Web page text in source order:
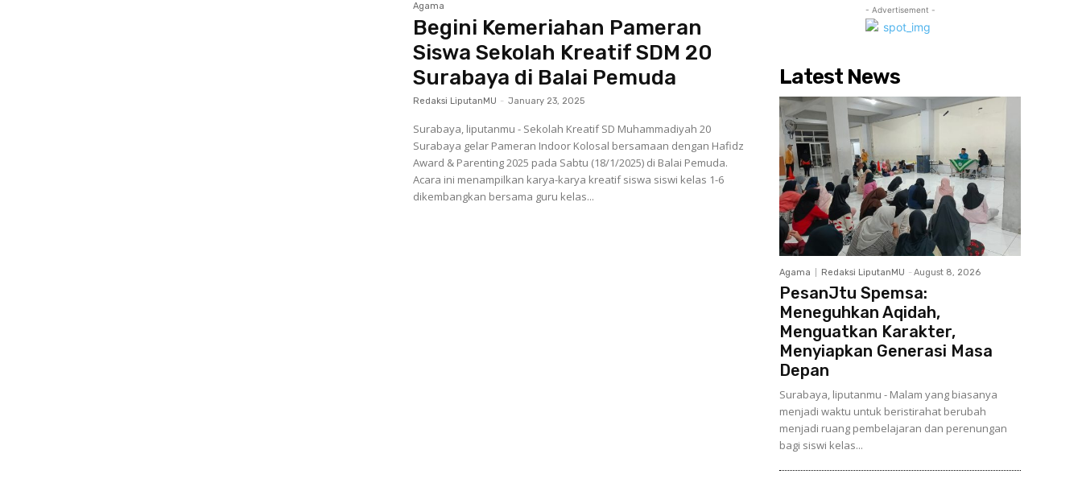
Agama
Begini Kemeriahan Pameran
Siswa Sekolah Kreatif SDM 20
Surabaya di Balai Pemuda
Redaksi LiputanMU - January 23, 2025
Surabaya, liputanmu - Sekolah Kreatif SD Muhammadiyah 20
Surabaya gelar Pameran Indoor Kolosal bersamaan dengan Hafidz
Award & Parenting 2025 pada Sabtu (18/1/2025) di Balai Pemuda.
Acara ini menampilkan karya-karya kreatif siswa siswi kelas 1-6
dikembangkan bersama guru kelas...
- Advertisement -
Latest News
Agama Redaksi LiputanMU - August 8, 2026
PesanJtu Spemsa:
Meneguhkan Aqidah,
Menguatkan Karakter,
Menyiapkan Generasi Masa
Depan
Surabaya, liputanmu - Malam yang biasanya
menjadi waktu untuk beristirahat berubah
menjadi ruang pembelajaran dan perenungan
bagi siswi kelas...